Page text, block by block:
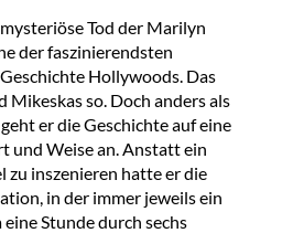
Tod der Marilyn
der faszinierendsten
Hollywoods. Das
Mikeskas so. Doch anders als
er die Geschichte auf eine
und Weise an. Anstatt ein
zu inszenieren hatte er die
in der immer jeweils ein
Stunde durch sechs